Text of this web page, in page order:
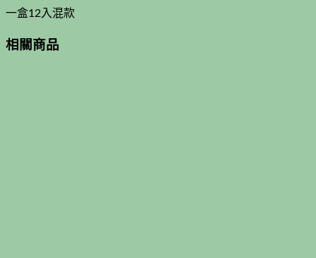
一盒12入混款
相關商品